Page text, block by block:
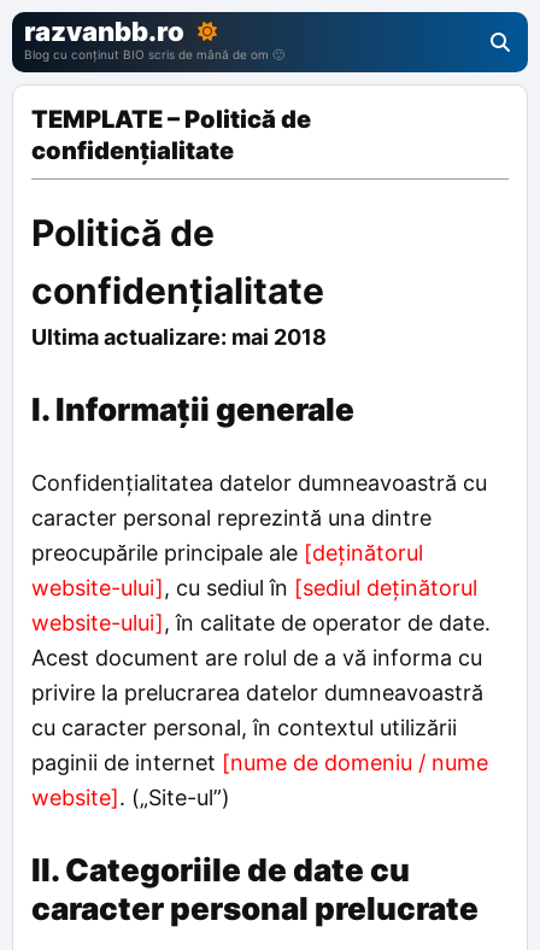
razvanbb.ro
Blog cu conținut BIO scris de mână de om 🙂
TEMPLATE – Politică de
confidențialitate
Politică de
confidențialitate
Ultima actualizare: mai 2018
I. Informații generale
Confidențialitatea datelor dumneavoastră cu
caracter personal reprezintă una dintre
preocupările principale ale [deținătorul
website-ului], cu sediul în [sediul deținătorul
website-ului], în calitate de operator de date.
Acest document are rolul de a vă informa cu
privire la prelucrarea datelor dumneavoastră
cu caracter personal, în contextul utilizării
paginii de internet [nume de domeniu / nume
website]. („Site-ul”)
II. Categoriile de date cu
caracter personal prelucrate